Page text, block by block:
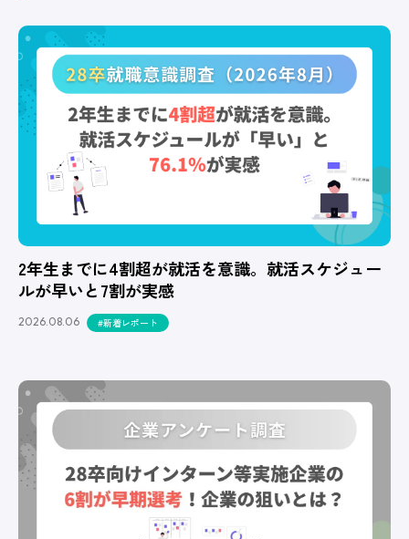
2年生までに4割超が就活を意識。就活スケジュー
ルが早いと7割が実感
2026.08.06 #新着レポート